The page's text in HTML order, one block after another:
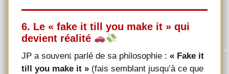
6. Le « fake it till you make it » qui
devient réalité
JP a souvent parlé de sa philosophie : « Fake it
till you make it » (fais semblant jusqu’à ce que